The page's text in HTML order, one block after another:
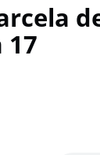
17